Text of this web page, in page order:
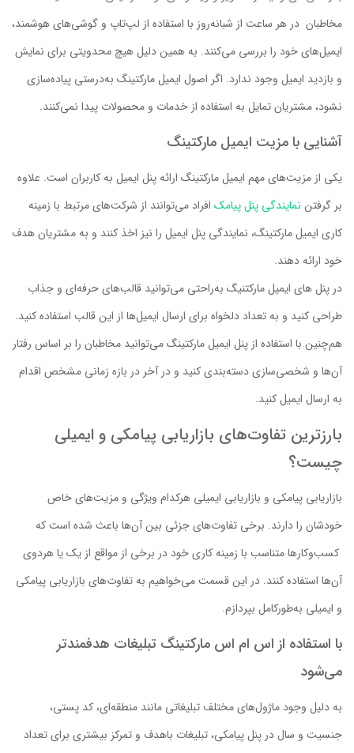
مخاطبان در هر ساعت از شبانه‌روز با استفاده از لپ‌تاپ و گوشی‌های هوشمند،
ایمیل‌های خود را بررسی می‌کنند. به همین دلیل هیچ محدویتی برای نمایش
و بازدید ایمیل وجود ندارد. اگر اصول ایمیل مارکتینگ به‌درستی پیاده‌سازی
نشود، مشتریان تمایل به استفاده از خدمات و محصولات پیدا نمی‌کنند.
آشنایی با مزیت ایمیل مارکتینگ
یکی از مزیت‌های مهم ایمیل مارکتینگ ارائه پنل ایمیل به کاربران است. علاوه
بر گرفتن نمایندگی پنل پیامک افراد می‌توانند از شرکت‌های مرتبط با زمینه
کاری ایمیل مارکتینگ، نمایندگی پنل ایمیل را نیز اخذ کنند و به مشتریان هدف
خود ارائه دهند.
در پنل های ایمیل مارکتنیگ به‌راحتی می‌توانید قالب‌های حرفه‌ای و جذاب
طراحی کنید و به تعداد دلخواه برای ارسال ایمیل‌ها از این قالب استفاده کنید.
هم‌چنین با استفاده از پنل ایمیل مارکتینگ می‌توانید مخاطبان را بر اساس رفتار
آن‌ها و شخصی‌سازی دسته‌بندی کنید و در آخر در بازه زمانی مشخص اقدام
به ارسال ایمیل کنید.
بارزترین تفاوت‌های بازاریابی پیامکی و ایمیلی
چیست؟
بازاریابی پیامکی و بازاریابی ایمیلی هرکدام ویژگی و مزیت‌های خاص
خودشان را دارند. برخی تفاوت‌های جزئی بین آن‌ها باعث شده است که
کسب‌وکارها متناسب با زمینه کاری خود در برخی از مواقع از یک یا هردوی
آن‌ها استفاده کنند. در این قسمت می‌خواهیم به تفاوت‌های بازاریابی پیامکی
و ایمیلی به‌طورکامل بپردازم.
با استفاده از اس ام اس مارکتینگ تبلیغات هدفمندتر
می‌شود
به دلیل وجود ماژول‌های مختلف تبلیغاتی مانند منطقه‌ای، کد پستی،
جنسیت و سال در پنل پیامکی، تبلیغات باهدف و تمرکز بیشتری برای تعداد